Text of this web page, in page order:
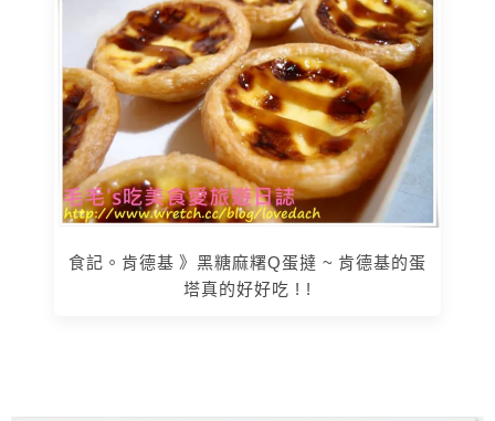
食記。肯德基 》黑糖麻糬Q蛋撻 ~ 肯德基的蛋
塔真的好好吃 ! !